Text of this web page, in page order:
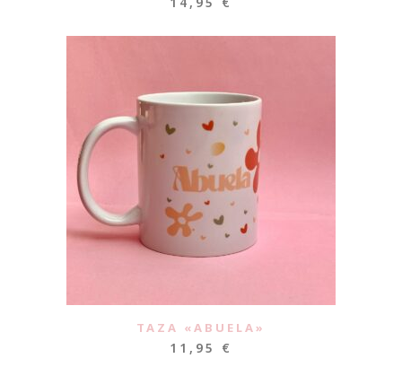
TAZA «ABUELA»
11,95 €